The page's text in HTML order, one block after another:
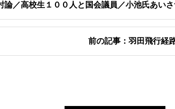
論／高校生１００人と国会議員／小池氏あい
前の記事：羽田飛行経